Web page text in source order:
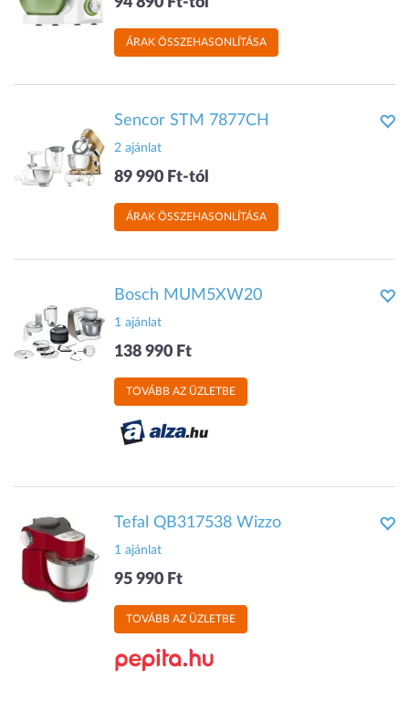
ÁRAK ÖSSZEHASONLÍTÁSA
Sencor STM 7877CH
2 ajánlat
89 990 Ft-tól
ÁRAK ÖSSZEHASONLÍTÁSA
Bosch MUM5XW20
1 ajánlat
138 990 Ft
TOVÁBB AZ ÜZLETBE
Tefal QB317538 Wizzo
1 ajánlat
95 990 Ft
TOVÁBB AZ ÜZLETBE